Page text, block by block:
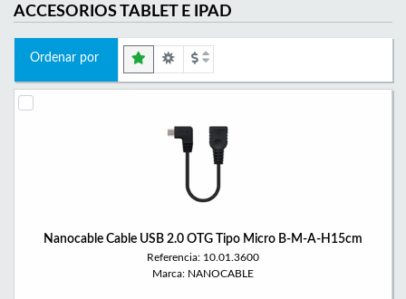
ACCESORIOS TABLET E IPAD
Ordenar por
Nanocable Cable USB 2.0 OTG Tipo Micro B-M-A-H15cm
Referencia: 10.01.3600
Marca: NANOCABLE